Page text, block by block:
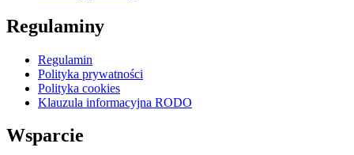
Regulaminy
Regulamin
Polityka prywatności
Polityka cookies
Klauzula informacyjna RODO
Wsparcie